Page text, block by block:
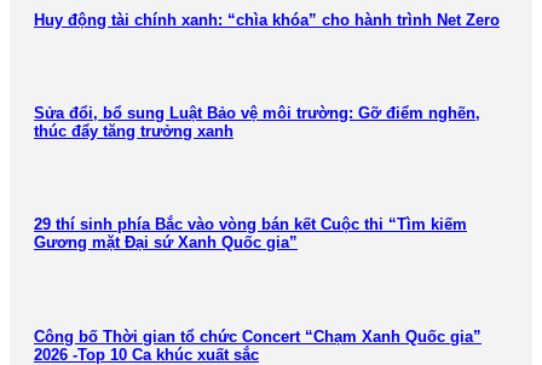
Huy động tài chính xanh: “chìa khóa” cho hành trình Net Zero
Sửa đổi, bổ sung Luật Bảo vệ môi trường: Gỡ điểm nghẽn,
thúc đẩy tăng trưởng xanh
29 thí sinh phía Bắc vào vòng bán kết Cuộc thi “Tìm kiếm
Gương mặt Đại sứ Xanh Quốc gia”
Công bố Thời gian tổ chức Concert “Chạm Xanh Quốc gia”
2026 -Top 10 Ca khúc xuất sắc